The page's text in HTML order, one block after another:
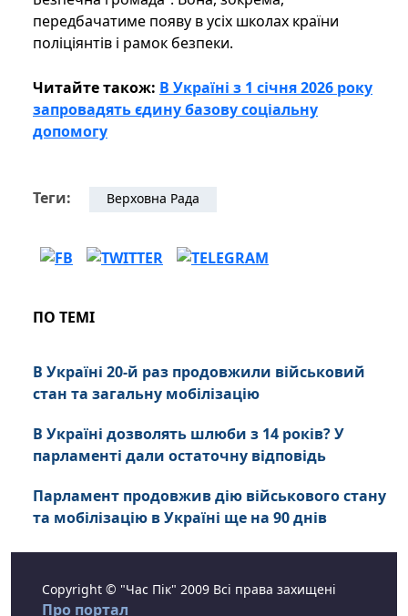
передбачатиме появу в усіх школах країни
поліціянтів і рамок безпеки.
Читайте також: В Україні з 1 січня 2026 року
запровадять єдину базову соціальну
допомогу
Теги: Верховна Рада
ПО ТЕМІ
В Україні 20-й раз продовжили військовий
стан та загальну мобілізацію
В Україні дозволять шлюби з 14 років? У
парламенті дали остаточну відповідь
Парламент продовжив дію військового стану
та мобілізацію в Україні ще на 90 днів
Copyright © "Час Пік" 2009 Всі права захищені
Про портал